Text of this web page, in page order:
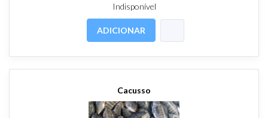
Indisponível
ADICIONAR
Cacusso